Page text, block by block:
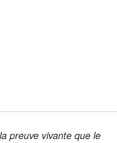
preuve vivante que le